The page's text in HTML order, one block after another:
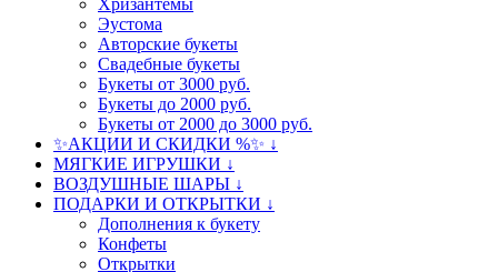
Хризантемы
Эустома
Авторские букеты
Свадебные букеты
Букеты от 3000 руб.
Букеты до 2000 руб.
Букеты от 2000 до 3000 руб.
✨АКЦИИ И СКИДКИ %✨ ↓
МЯГКИЕ ИГРУШКИ ↓
ВОЗДУШНЫЕ ШАРЫ ↓
ПОДАРКИ И ОТКРЫТКИ ↓
Дополнения к букету
Конфеты
Открытки